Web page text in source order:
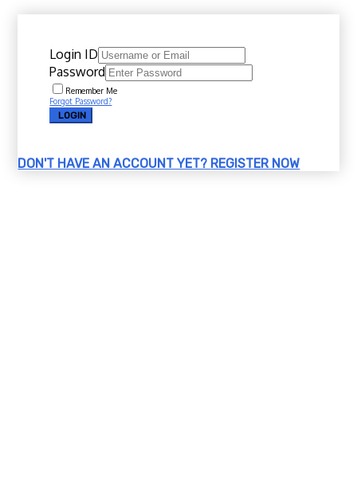
Login ID
Password
Remember Me
Forgot Password?
LOGIN
DON'T HAVE AN ACCOUNT YET? REGISTER NOW